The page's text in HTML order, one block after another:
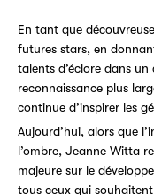
En tant que
futures stars, en
talents d’éclore dans
reconnaissance plus
continue d’inspirer les
Aujourd’hui, alors que
l’ombre, Jeanne Witta
majeure sur le
tous ceux qui